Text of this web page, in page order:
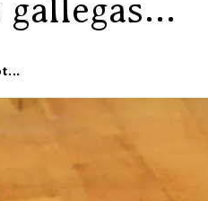
gallegas…